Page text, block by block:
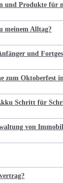
und Produkte für
meinem Alltag?
und
zum Oktoberfest
Schritt für
von